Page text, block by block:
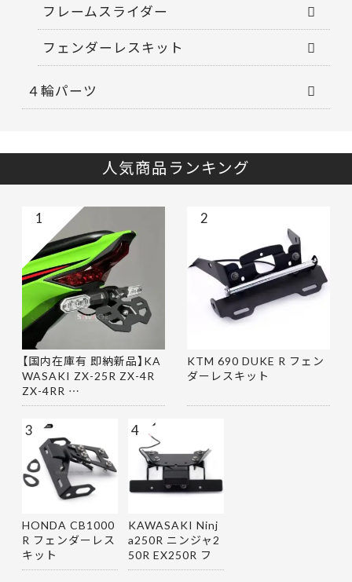
フレームスライダー
フェンダーレスキット
４輪パーツ
人気商品ランキング
【国内在庫有 即納新品】KA
WASAKI ZX-25R ZX-4R
ZX-4RR …
1
KTM 690 DUKE R フェン
ダーレスキット
2
HONDA CB1000
R フェンダーレス
キット
3
KAWASAKI Ninj
a250R ニンジャ2
50R EX250R フ
ェンダーレス…
4